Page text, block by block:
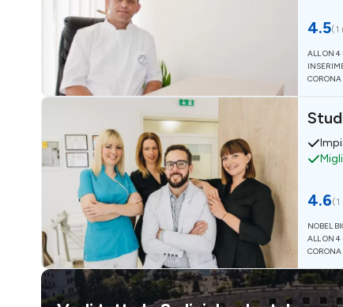
4.5(1
ALL ON
4.6(
NOBEL
ALL ON